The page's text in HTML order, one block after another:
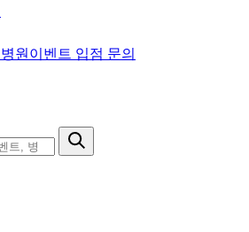
병원이벤트 입점 문의